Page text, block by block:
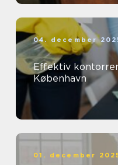
04. december
Effektiv
København
01. december